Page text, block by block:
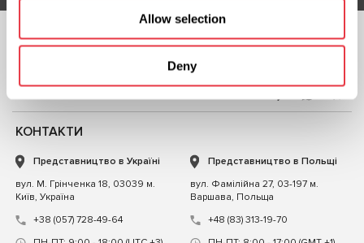
Allow selection
Deny
СЛІДКУЙТЕ ЗА
КОНТАКТИ
Представництво в Україні
вул. М. Грінченка 18, 03039 м.
Київ, Україна
+38 (057) 728-49-64
Представництво в Польщі
вул. Фамілійна 27, 03-197 м.
Варшава, Польща
+48 (83) 313-19-70